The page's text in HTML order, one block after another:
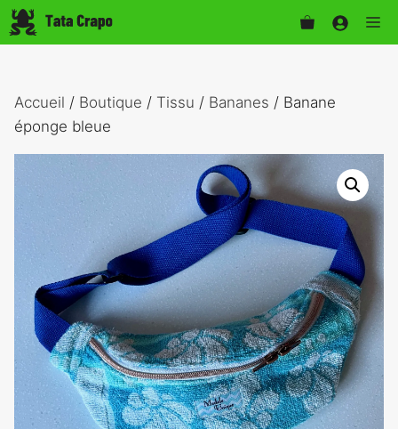
Aller
au
Accueil / Boutique / Tissu / Bananes / Banane
éponge bleue